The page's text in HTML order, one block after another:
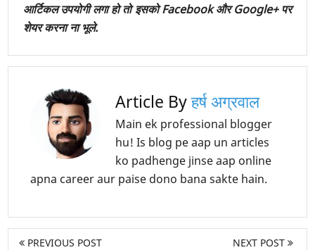
आर्टिकल उपयोगी लगा हो तो इसको Facebook और Google+ पर
शेयर करना ना भूले.
Article Byहर्ष अग्रवाल
Main ek professional blogger
hu! Is blog pe aap un articles
ko padhenge jinse aap online
apna career aur paise dono bana sakte hain.
PREVIOUS POST NEXT POST